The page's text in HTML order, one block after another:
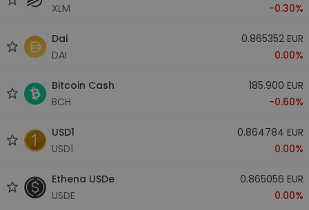
XLM
-0.30%
Dai
DAI
0.865352 EUR
0.00%
Bitcoin Cash
BCH
185.900 EUR
-0.60%
USD1
USD1
0.864784 EUR
0.00%
Ethena USDe
USDE
0.865056 EUR
0.00%